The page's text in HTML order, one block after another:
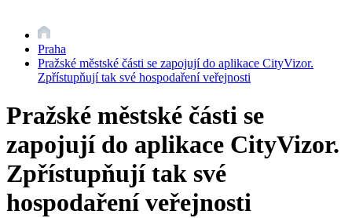
Praha
Pražské městské části se zapojují do aplikace CityVizor.
Zpřístupňují tak své hospodaření veřejnosti
Pražské městské části se
zapojují do aplikace CityVizor.
Zpřístupňují tak své
hospodaření veřejnosti